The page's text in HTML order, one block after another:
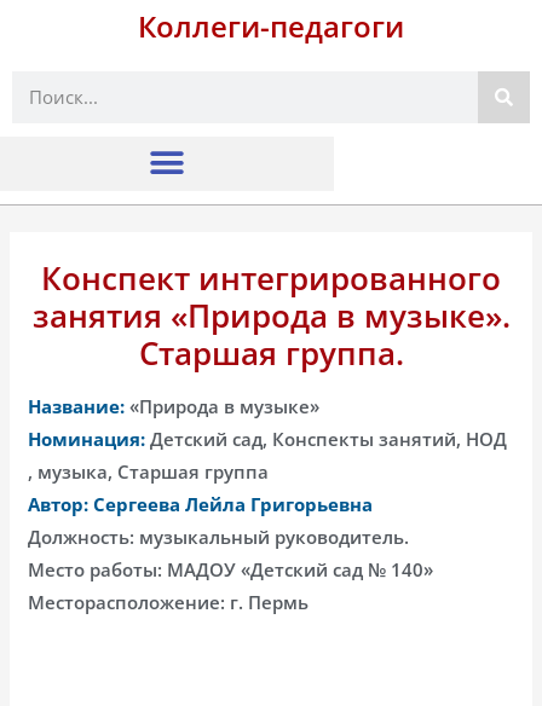
Коллеги-педагоги
Поиск
Конспект интегрированного
занятия «Природа в музыке».
Старшая группа.
Название: «Природа в музыке»
Номинация: Детский сад, Конспекты занятий, НОД
, музыка, Старшая группа
Автор: Сергеева Лейла Григорьевна
Должность: музыкальный руководитель.
Место работы: МАДОУ «Детский сад № 140»
Месторасположение: г. Пермь